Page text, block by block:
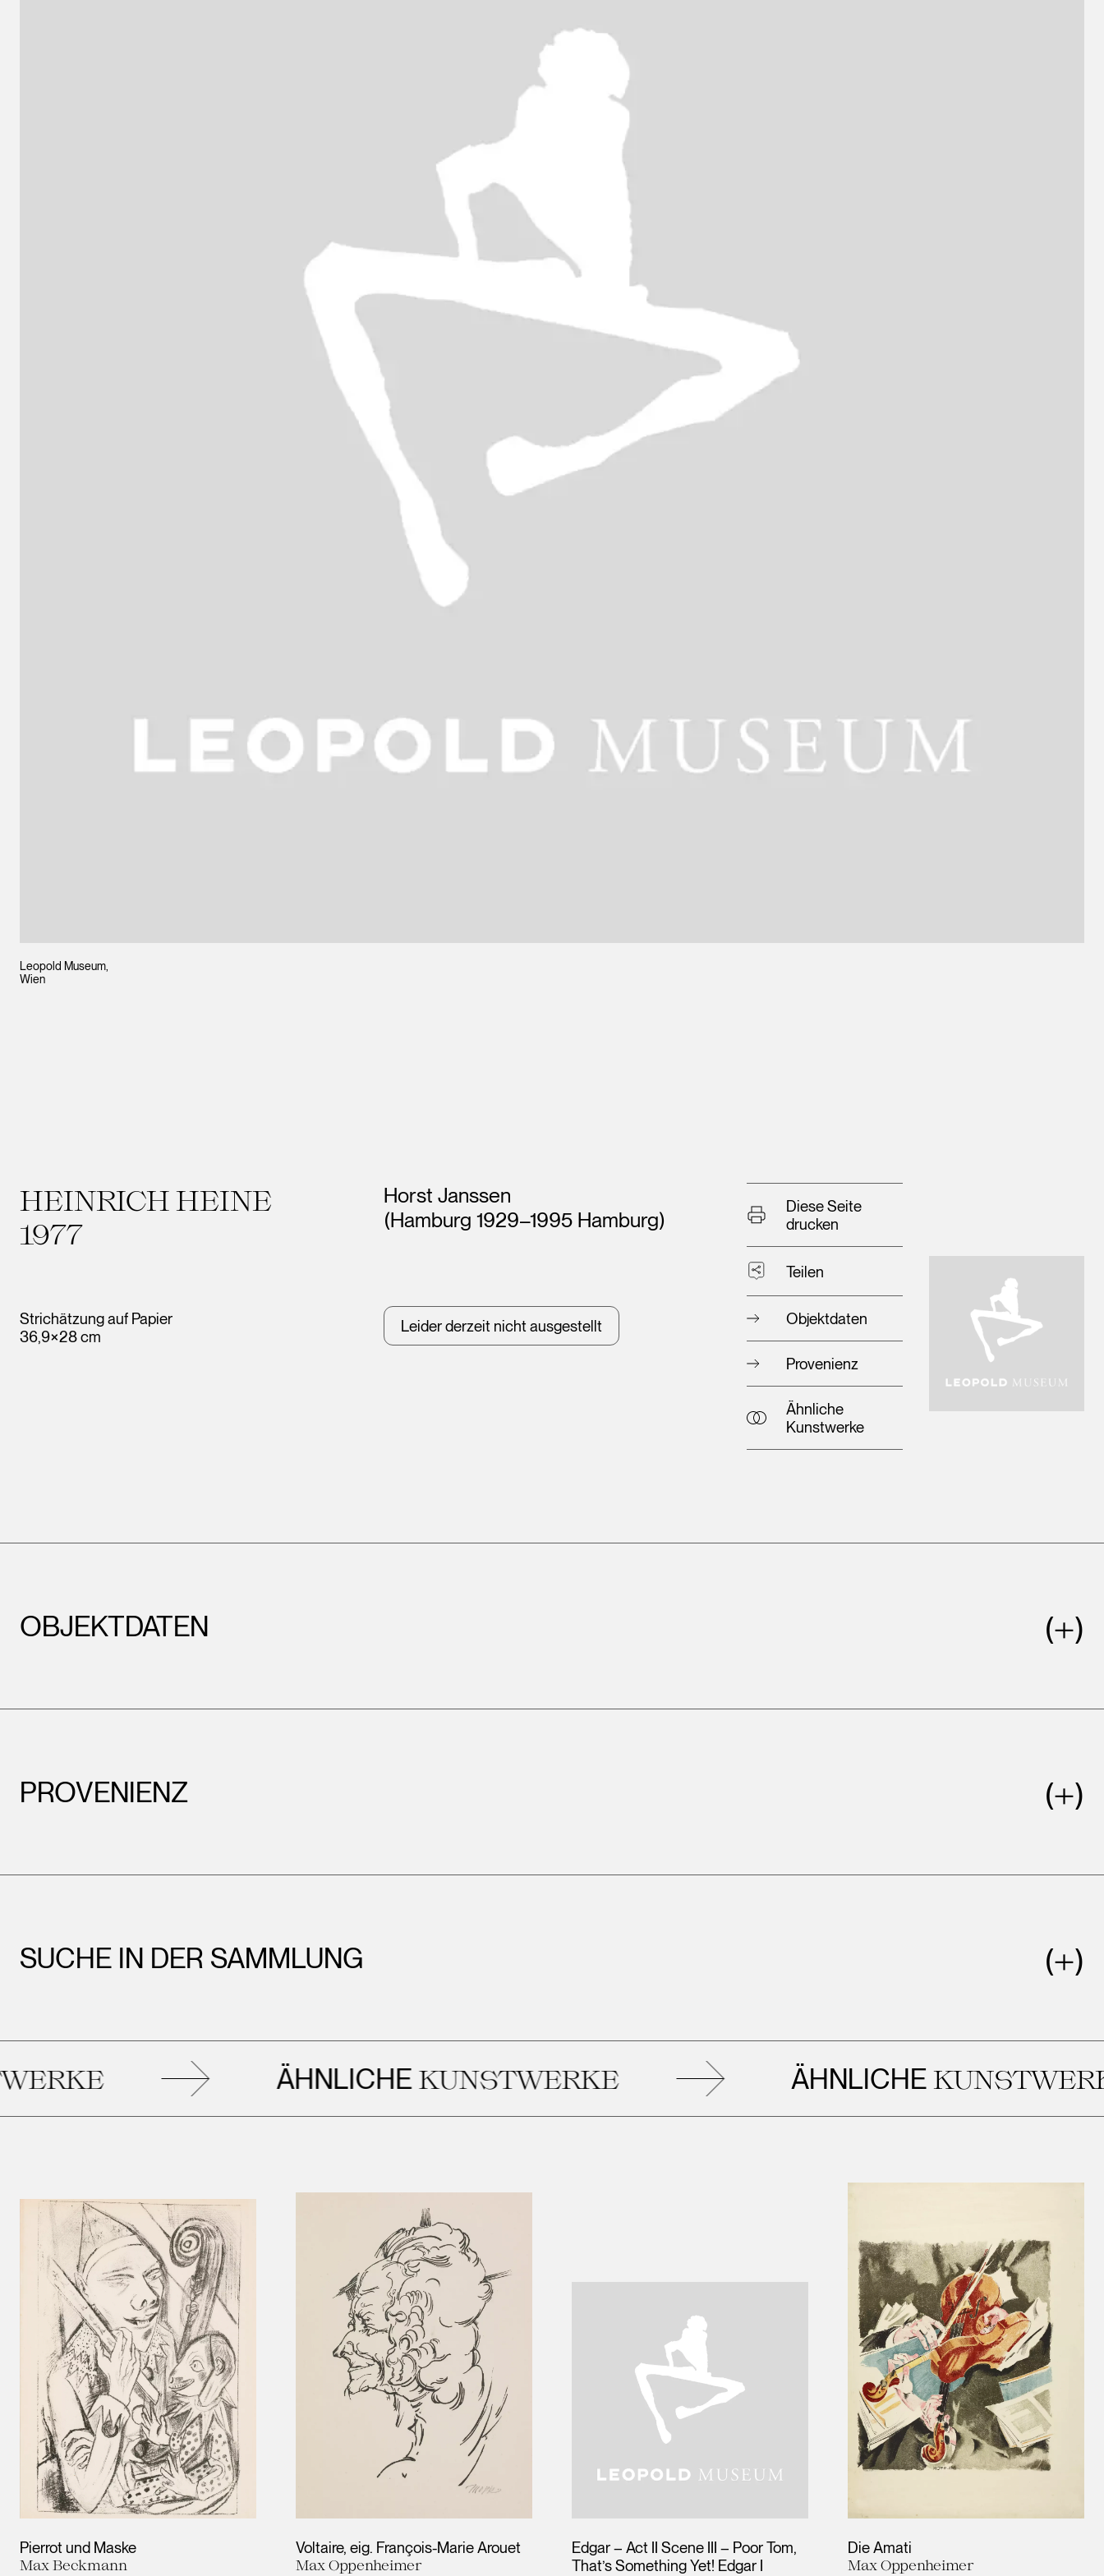
Leopold Museum,
Wien
HEINRICH HEINE
1977
Strichätzung auf Papier
36,9×28 cm
Künstler*innen
Horst Janssen
(Hamburg 1929–1995 Hamburg)
Leider derzeit nicht ausgestellt
Diese Seite
drucken
Teilen
Objektdaten
Provenienz
Ähnliche
Kunstwerke
OBJEKTDATEN
PROVENIENZ
SUCHE IN DER SAMMLUNG
ÄHNLICHEKUNSTWERKE ÄHNLICHEKUNSTWERKE
Pierrot und Maske
Max Beckmann
Voltaire, eig. François-Marie Arouet
Max Oppenheimer
Edgar – Act II Scene III – Poor Tom,
That’s Something Yet! Edgar I
Die Amati
Max Oppenheimer